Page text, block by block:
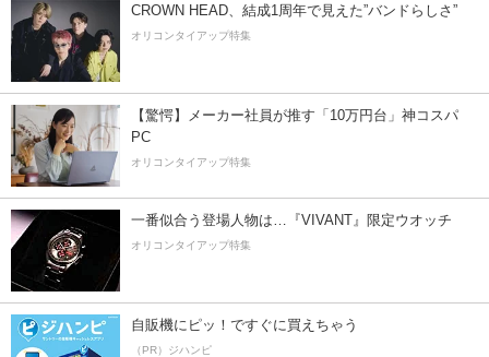
CROWN HEAD、結成1周年で見えた”バンドらしさ”
オリコンタイアップ特集
【驚愕】メーカー社員が推す「10万円台」神コスパ
PC
オリコンタイアップ特集
一番似合う登場人物は…『VIVANT』限定ウオッチ
オリコンタイアップ特集
自販機にピッ！ですぐに買えちゃう
（PR）ジハンピ